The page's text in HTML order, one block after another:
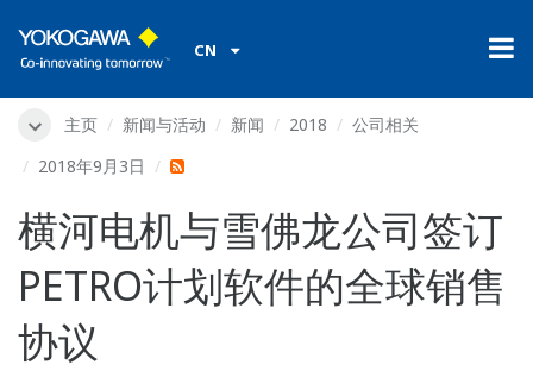
CN
主页 新闻与活动 新闻 2018
公司相关
2018年9月3日
横河电机与雪佛龙公司签订
PETRO计划软件的全球销售
协议